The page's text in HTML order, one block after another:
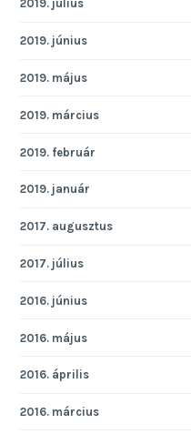
2019. július
2019. június
2019. május
2019. március
2019. február
2019. január
2017. augusztus
2017. július
2016. június
2016. május
2016. április
2016. március